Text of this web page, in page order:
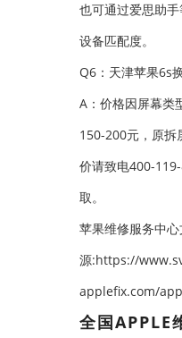
也可通过爱思助
设备匹配度。
Q6：天津苹果6s
A：价格因屏幕类
150-200元，原拆
价请致电400-
取。
苹果维修服务中
源:https://
applefix.com/
全国APPLE